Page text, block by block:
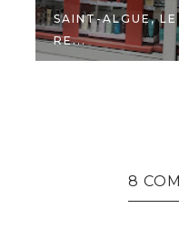
SAINT-ALGUE,
RE...
8